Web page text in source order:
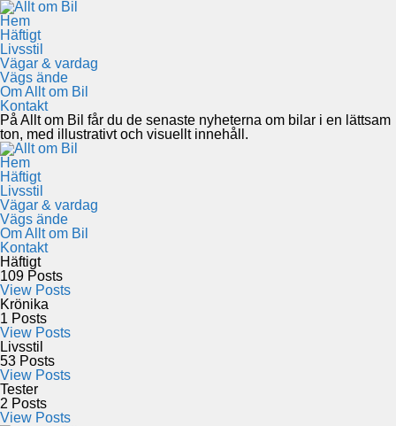
Hem
Häftigt
Livsstil
Vägar & vardag
Vägs ände
Om Allt om Bil
Kontakt
På Allt om Bil får du de senaste nyheterna om bilar i en lättsam
ton, med illustrativt och visuellt innehåll.
Hem
Häftigt
Livsstil
Vägar & vardag
Vägs ände
Om Allt om Bil
Kontakt
Häftigt
109 Posts
View Posts
Krönika
1 Posts
View Posts
Livsstil
53 Posts
View Posts
Tester
2 Posts
View Posts